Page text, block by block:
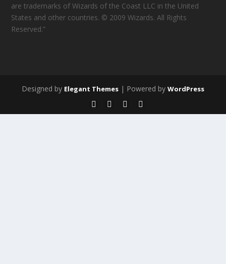
are trademarks of Wizards of the Coast LLC in the United
States and other countries. © 2009 Wizards. All Rights
Reserved.”
Designed by Elegant Themes | Powered by WordPress